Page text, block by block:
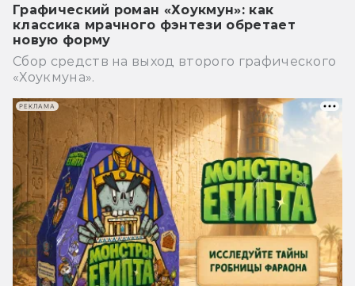
Графический роман «Хоукмун»: как
классика мрачного фэнтези обретает
новую форму
Сбор средств на выход второго графического
«Хоукмуна».
РЕКЛАМА